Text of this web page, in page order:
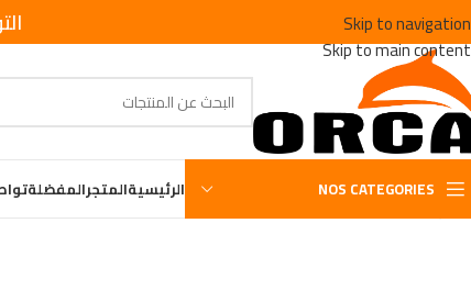
Skip to navigation
Skip to main content
NOS CATEGORIES الرئيسيةالمتجرالمفضلة